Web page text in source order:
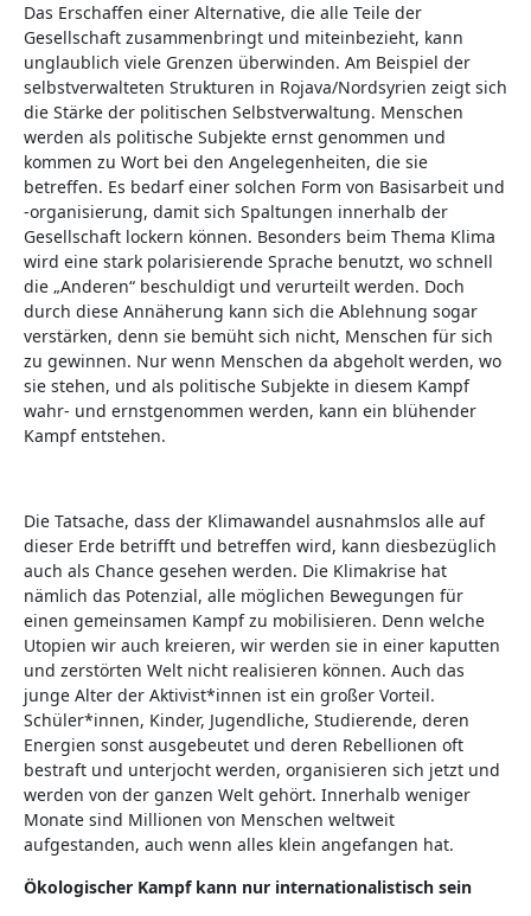
Das Erschaffen einer Alternative, die alle Teile der
Gesellschaft zusammenbringt und miteinbezieht, kann
unglaublich viele Grenzen überwinden. Am Beispiel der
selbstverwalteten Strukturen in Rojava/Nordsyrien zeigt sich
die Stärke der politischen Selbstverwaltung. Menschen
werden als politische Subjekte ernst genommen und
kommen zu Wort bei den Angelegenheiten, die sie
betreffen. Es bedarf einer solchen Form von Basisarbeit und
-organisierung, damit sich Spaltungen innerhalb der
Gesellschaft lockern können. Besonders beim Thema Klima
wird eine stark polarisierende Sprache benutzt, wo schnell
die „Anderen“ beschuldigt und verurteilt werden. Doch
durch diese Annäherung kann sich die Ablehnung sogar
verstärken, denn sie bemüht sich nicht, Menschen für sich
zu gewinnen. Nur wenn Menschen da abgeholt werden, wo
sie stehen, und als politische Subjekte in diesem Kampf
wahr- und ernstgenommen werden, kann ein blühender
Kampf entstehen.
Die Tatsache, dass der Klimawandel ausnahmslos alle auf
dieser Erde betrifft und betreffen wird, kann diesbezüglich
auch als Chance gesehen werden. Die Klimakrise hat
nämlich das Potenzial, alle möglichen Bewegungen für
einen gemeinsamen Kampf zu mobilisieren. Denn welche
Utopien wir auch kreieren, wir werden sie in einer kaputten
und zerstörten Welt nicht realisieren können. Auch das
junge Alter der Aktivist*innen ist ein großer Vorteil.
Schüler*innen, Kinder, Jugendliche, Studierende, deren
Energien sonst ausgebeutet und deren Rebellionen oft
bestraft und unterjocht werden, organisieren sich jetzt und
werden von der ganzen Welt gehört. Innerhalb weniger
Monate sind Millionen von Menschen weltweit
aufgestanden, auch wenn alles klein angefangen hat.
Ökologischer Kampf kann nur internationalistisch sein